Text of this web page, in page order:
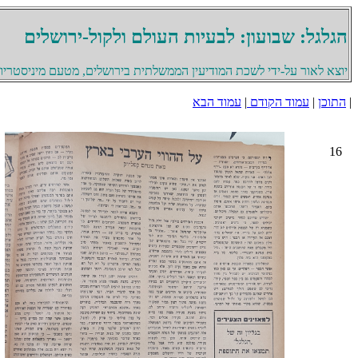
הגלגל: שבועון: לבעיות העולם ולקול-ירושלים
יוצא לאור על-ידי לשכת המודיעין הממשלתית בירושלים, מטעם
| התוכן | עמוד הקודם | עמוד הבא
16